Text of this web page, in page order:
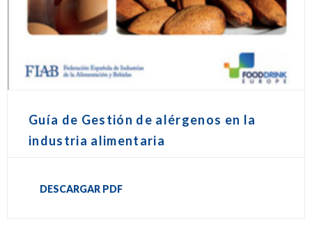
Guía de Gestión de alérgenos en la
industria alimentaria
DESCARGAR PDF